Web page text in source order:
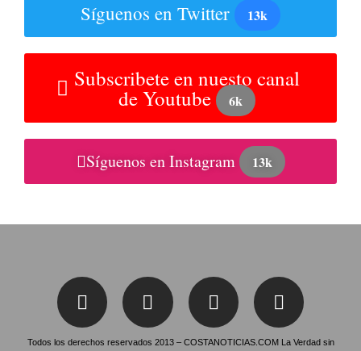
Síguenos en Twitter 13k
Subscribete en nuesto canal
de Youtube 6k
Síguenos en Instagram 13k
Todos los derechos reservados 2013 – COSTANOTICIAS.COM La Verdad sin